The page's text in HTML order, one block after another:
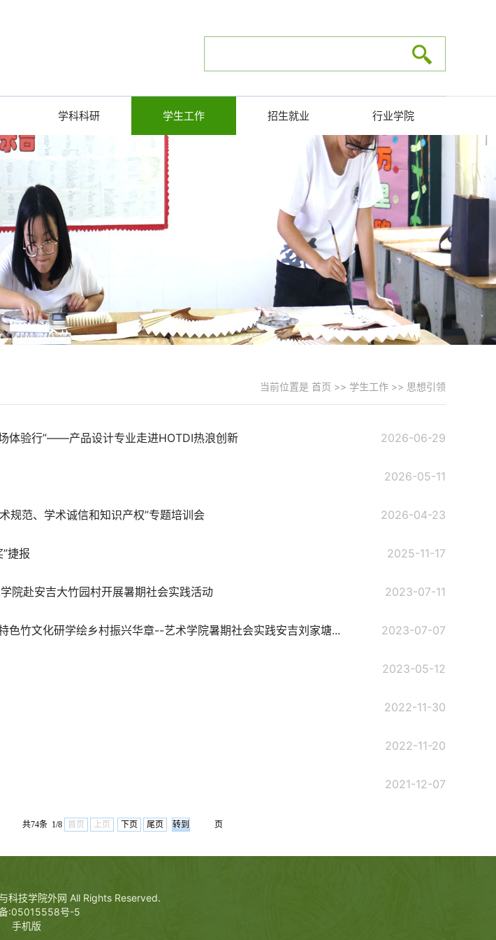
学科科研 学生工作 招生就业 行业学院
当前位置是 首页 >> 学生工作 >> 思想引领
2026-06-29
体验行”——产品设计专业走进HOTDI热浪创新
2026-05-11
2026-04-23
规范、学术诚信和知识产权”专题培训会
2025-11-17
捷报
2023-07-11
院赴安吉大竹园村开展暑期社会实践活动
2023-07-07
色竹文化研学绘乡村振兴华章--艺术学院暑期社会实践安吉刘家塘...
2023-05-12
2022-11-30
2022-11-20
2021-12-07
共74条 1/8 首页 上页 下页 尾页 页
技学院外网 All Rights Reserved.
:05015558号-5
手机版